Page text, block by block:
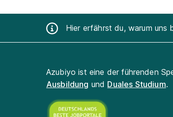
Hier erfährst du, warum uns
Azubiyo ist eine der führenden
Ausbildung und Duales Studium.